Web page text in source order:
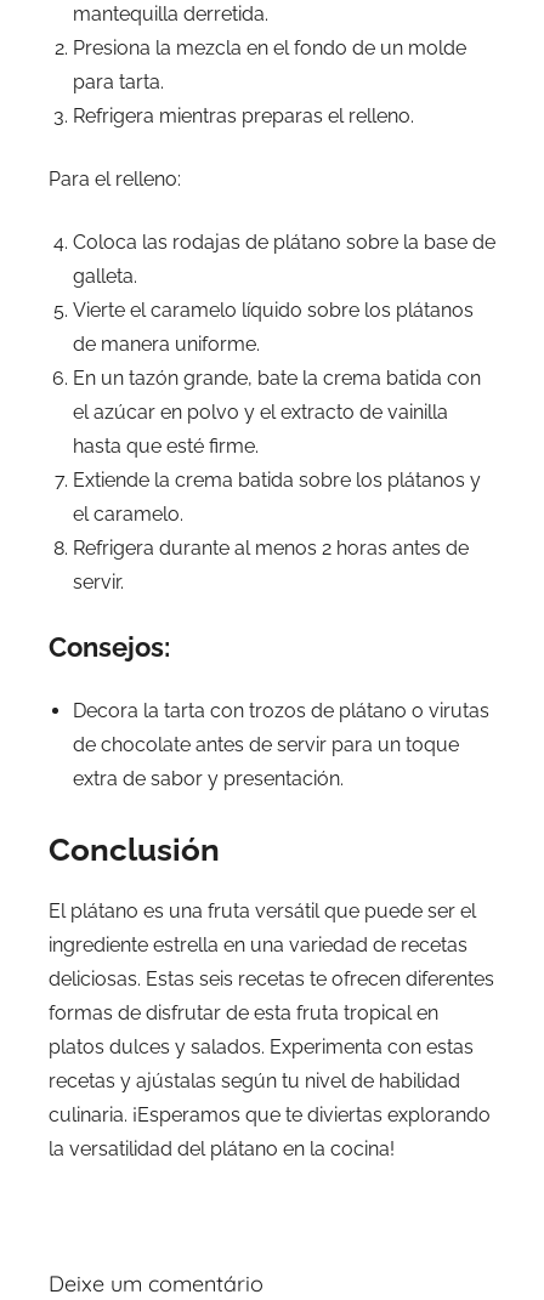
mantequilla derretida.
Presiona la mezcla en el fondo de un molde
para tarta.
Refrigera mientras preparas el relleno.
Para el relleno:
Coloca las rodajas de plátano sobre la base de
galleta.
Vierte el caramelo líquido sobre los plátanos
de manera uniforme.
En un tazón grande, bate la crema batida con
el azúcar en polvo y el extracto de vainilla
hasta que esté firme.
Extiende la crema batida sobre los plátanos y
el caramelo.
Refrigera durante al menos 2 horas antes de
servir.
Consejos:
Decora la tarta con trozos de plátano o virutas
de chocolate antes de servir para un toque
extra de sabor y presentación.
Conclusión
El plátano es una fruta versátil que puede ser el
ingrediente estrella en una variedad de recetas
deliciosas. Estas seis recetas te ofrecen diferentes
formas de disfrutar de esta fruta tropical en
platos dulces y salados. Experimenta con estas
recetas y ajústalas según tu nivel de habilidad
culinaria. ¡Esperamos que te diviertas explorando
la versatilidad del plátano en la cocina!
Deixe um comentário